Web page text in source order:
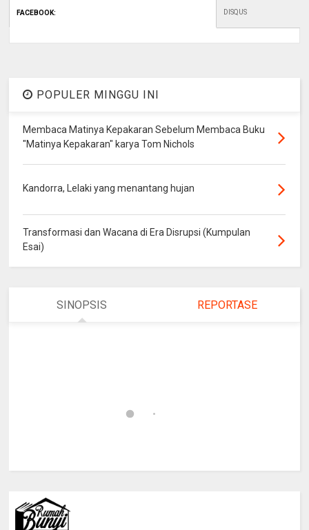
FACEBOOK: DISQUS
POPULER MINGGU INI
Membaca Matinya Kepakaran Sebelum Membaca Buku
"Matinya Kepakaran" karya Tom Nichols
Kandorra, Lelaki yang menantang hujan
Transformasi dan Wacana di Era Disrupsi (Kumpulan
Esai)
SINOPSIS REPORTASE